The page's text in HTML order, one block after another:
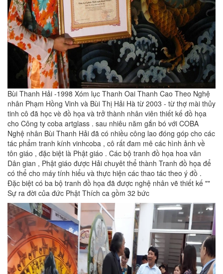
Bùi Thanh Hải -1998 Xóm lục Thanh Oai Thanh Cao Theo Nghệ
nhân Phạm Hồng Vinh và Bùi Thị Hải Hà từ 2003 - từ thợ mài thủy
tinh cô đã học vè đồ họa và trở thành nhân viên thiết kế đồ họa
cho Công ty coba artglass . sau nhiêu năm gắn bó với COBA
Nghệ nhân Bùi Thanh Hải đã có nhiều công lao đóng góp cho các
tác phẩm tranh kính vinhcoba , cô rất đam mê các hình ảnh về
tôn giáo , đặc biệt là Phật giáo . Các bộ tranh đồ họa hoa văn
Dân gian , Phật giáo được Hải chuyêt thể thành Tranh đồ họa để
có thể cho máy tính hiểu và thực hiện các thao tác theo ý đồ .
Đặc biệt có ba bộ tranh đồ họa đã được nghệ nhân vẽ thiết kế ""
Sự ra đời của đức Phật Thích ca gồm 32 bức